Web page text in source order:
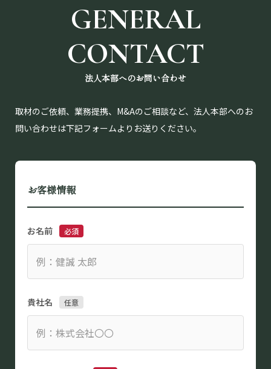
法人本部へのお問い合わせ
取材のご依頼、業務提携、M&Aのご相談など、法人本部へのお
問い合わせは下記フォームよりお送りください。
お客様情報
お名前 必須
貴社名 任意